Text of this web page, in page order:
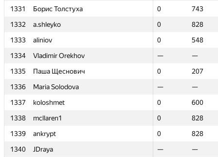
1331
Борис Толстуха 0
743
1332
a.shleyko 0
828
1333
aliniov 0
548
1334
Vladimir Orekhov —
—
1335
Паша Щеснович 0
207
1336
Maria Solodova —
—
1337
koloshmet 0
600
1338
mcllaren1 0
828
1339
ankrypt 0
828
1340
JDraya —
—
1331
Борис Толстуха 0
743
1332
a.shleyko 0
828
1333
aliniov 0
548
1334
Vladimir Orekhov —
—
1335
Паша Щеснович 0
207
1336
Maria Solodova —
—
1337
koloshmet 0
600
1338
mcllaren1 0
828
1339
ankrypt 0
828
1340
JDraya —
—